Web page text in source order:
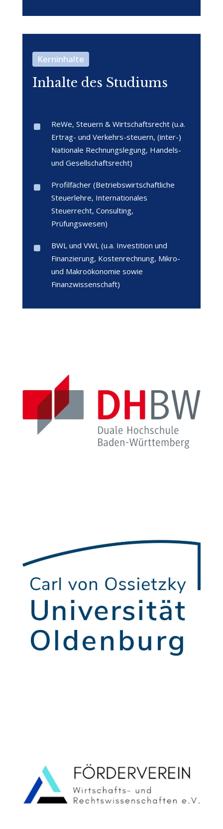
Kerninhalte
Inhalte des Studiums
ReWe, Steuern & Wirtschaftsrecht (u.a.
Ertrag- und Verkehrs-steuern, (inter-)
Nationale Rechnungslegung, Handels-
und Gesellschaftsrecht)
Profilfächer (Betriebswirtschaftliche
Steuerlehre, Internationales
Steuerrecht, Consulting,
Prüfungswesen)
BWL und VWL (u.a. Investition und
Finanzierung, Kostenrechnung, Mikro-
und Makroökonomie sowie
Finanzwissenschaft)